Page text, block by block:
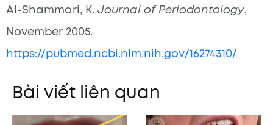
Al-Shammari, K. Journal of Periodontology,
November 2005.
https://pubmed.ncbi.nlm.nih.gov/16274310/
Bài viết liên quan